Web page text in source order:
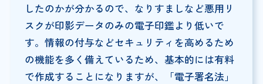
したのかが分かるので、なりすましなど悪用リ
スクが印影データのみの電子印鑑より低いで
す。情報の付与などセキュリティを高めるため
の機能を多く備えているため、基本的には有料
で作成することになりますが、「電子署名法」